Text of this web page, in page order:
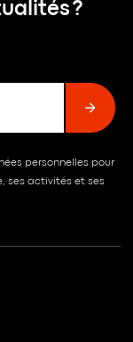
?
personnelles pour
ses activités et ses